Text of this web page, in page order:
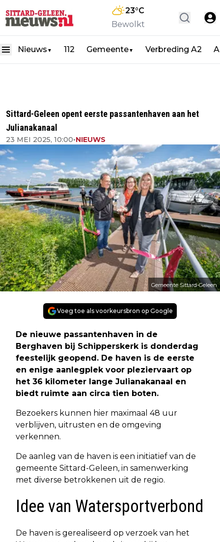
23°C
Bewolkt
Nieuws ▼ 112 Gemeente▼ Verbreding A2
Sittard-Geleen opent eerste passantenhaven aan het
Julianakanaal
23 MEI 2025, 10:00•NIEUWS
Gemeente Sittard-Geleen
Voeg toe als voorkeursbron op Google
De nieuwe passantenhaven in de
Berghaven bij Schipperskerk is donderdag
feestelijk geopend. De haven is de eerste
en enige aanlegplek voor pleziervaart op
het 36 kilometer lange Julianakanaal en
biedt ruimte aan circa tien boten.
Bezoekers kunnen hier maximaal 48 uur
verblijven, uitrusten en de omgeving
verkennen.
De aanleg van de haven is een initiatief van de
gemeente Sittard-Geleen, in samenwerking
met diverse betrokkenen uit de regio.
Idee van Watersportverbond
De haven is gerealiseerd op verzoek van het